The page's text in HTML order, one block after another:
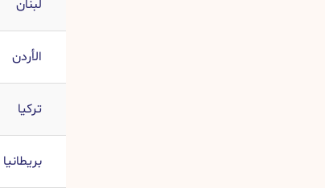
لبنان
الأردن
تركيا
بريطانيا